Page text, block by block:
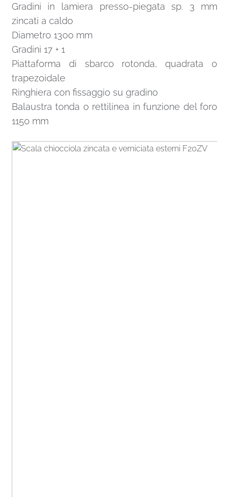
Gradini in lamiera presso-piegata sp. 3 mm
zincati a caldo
Diametro 1300 mm
Gradini 17 + 1
Piattaforma di sbarco rotonda, quadrata o
trapezoidale
Ringhiera con fissaggio su gradino
Balaustra tonda o rettilinea in funzione del foro
1150 mm